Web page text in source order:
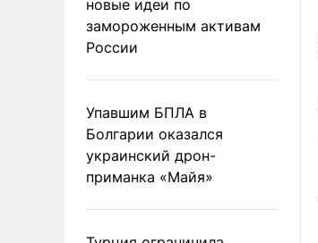
новые идеи по
замороженным активам
России
Упавшим БПЛА в
Болгарии оказался
украинский дрон-
приманка «Майя»